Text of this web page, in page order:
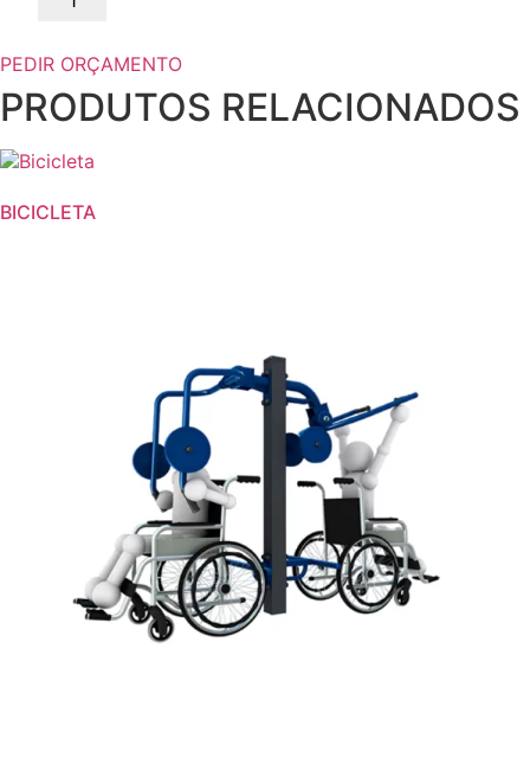
PEDIR ORÇAMENTO
PRODUTOS RELACIONADOS
BICICLETA